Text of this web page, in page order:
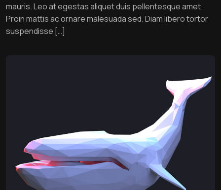
mauris. Leo at egestas aliquet duis pellentesque amet.
Proin mattis ac ornare malesuada sed. Diam libero tortor
suspendisse […]